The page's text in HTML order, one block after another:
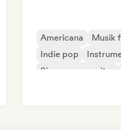
Americana Musik
Indie pop
Singer-songwriter